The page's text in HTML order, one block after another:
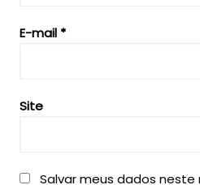
E-mail *
Site
Salvar meus dados